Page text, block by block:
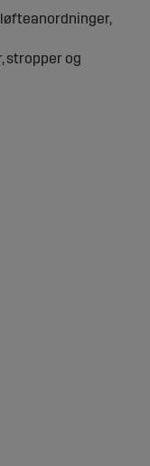
stropper og
volt op til 380